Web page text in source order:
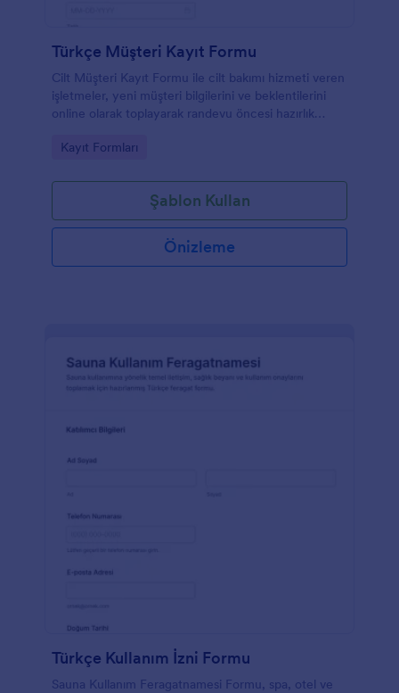
Türkçe Müşteri Kayıt Formu
Cilt Müşteri Kayıt Formu ile cilt bakımı hizmeti veren
işletmeler, yeni müşteri bilgilerini ve beklentilerini
online olarak toplayarak randevu öncesi hazırlık
Go to Category:
Kayıt Formları
Şablon Kullan
Önizleme
Türkçe Kullanım İzni Formu
Sauna Kullanım Feragatnamesi Formu, spa, otel ve